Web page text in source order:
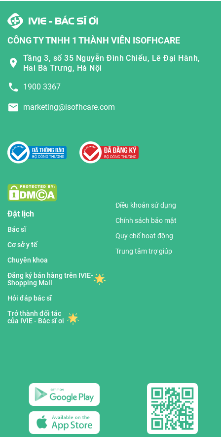
CÔNG TY TNHH 1 THÀNH VIÊN ISOFHCARE
Tầng 3, số 35 Nguyễn Đình Chiểu, Lê Đại Hành,
Hai Bà Trưng, Hà Nội
1900 3367
marketing@isofhcare.com
Đặt lịch
Bác sĩ
Cơ sở y tế
Chuyên khoa
Đăng ký bán hàng trên IVIE-
Shopping Mall
Hỏi đáp bác sĩ
Trở thành đối tác
của IVIE - Bác sĩ ơi
Điều khoản sử dụng
Chính sách bảo mật
Quy chế hoạt động
Trung tâm trợ giúp